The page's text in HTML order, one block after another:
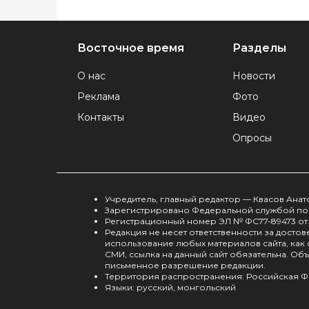
Восточное время
О нас
Реклама
Контакты
Разделы
Новости
Фото
Видео
Опросы
Учредитель, главный редактор — Квасов
Зарегистрировано Федеральной службой
Регистрационный номер ЭЛ № ФС77-89473 от
Редакция не несет ответственности за
использование любых материалов сайта,
СМИ, ссылка на данный сайт обязательна.
письменное разрешение редакции.
Территория распространения: Российская
Языки: русский, монгольский